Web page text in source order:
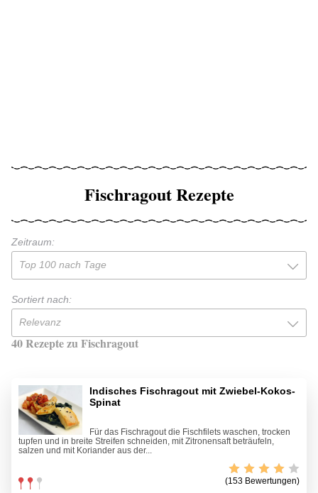
Fischragout Rezepte
Zeitraum:
Top 100 nach Tage
Sortiert nach:
Relevanz
40 Rezepte zu Fischragout
Indisches Fischragout mit Zwiebel-Kokos-
Spinat
Für das Fischragout die Fischfilets waschen, trocken
tupfen und in breite Streifen schneiden, mit Zitronensaft beträufeln,
salzen und mit Koriander aus der...
(153 Bewertungen)